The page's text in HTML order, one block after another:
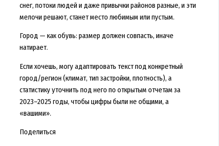
снег, потоки людей и даже привычки районов разные, и эти
мелочи решают, станет место любимым или пустым.
Город — как обувь: размер должен совпасть, иначе
натирает.
Если хочешь, могу адаптировать текст под конкретный
город/регион (климат, тип застройки, плотность), а
статистику уточнить под него по открытым отчетам за
2023–2025 годы, чтобы цифры были не общими, а
«вашими».
Поделиться